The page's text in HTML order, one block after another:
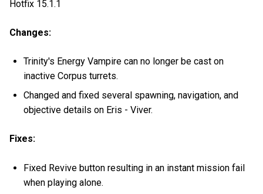
Hotfix 15.1.1
Changes:
Trinity's Energy Vampire can no longer be cast on
inactive Corpus turrets.
Changed and fixed several spawning, navigation, and
objective details on Eris - Viver.
Fixes:
Fixed Revive button resulting in an instant mission fail
when playing alone.